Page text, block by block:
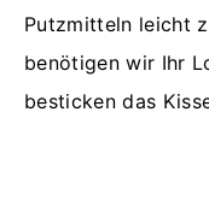
Putzmitteln leicht
benötigen wir Ihr
besticken das